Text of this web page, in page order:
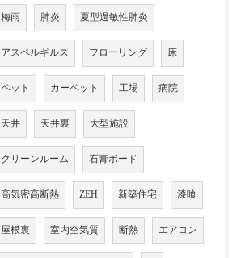
梅雨 肺炎 夏型過敏性肺炎
アスペルギルス フローリング 床
ペット カーペット 工場 病院
天井 天井裏 大型施設
クリーンルーム 石膏ボード
高気密高断熱 ZEH 新築住宅 漆喰
屋根裏 室内空気質 断熱 エアコン